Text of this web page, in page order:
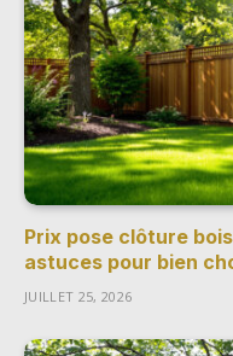
Prix pose clôture
astuces pour bien
JUILLET 25, 2026